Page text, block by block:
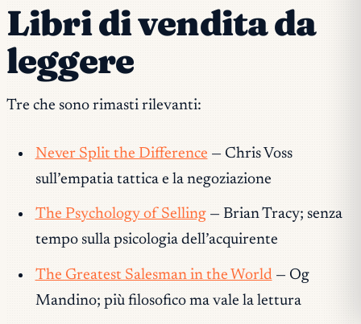
Libri di vendita da
leggere
Tre che sono rimasti rilevanti:
Never Split the Difference — Chris Voss
sull’empatia tattica e la negoziazione
The Psychology of Selling— Brian Tracy; senza
tempo sulla psicologia dell’acquirente
The Greatest Salesman in the World— Og
Mandino; più filosofico ma vale la lettura